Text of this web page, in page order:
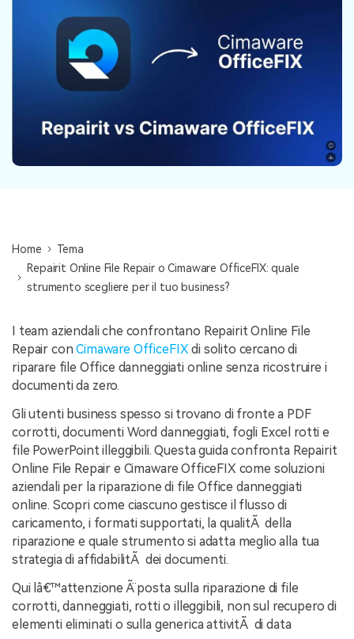
search
Home
Tema
Repairit Online File Repair o Cimaware OfficeFIX: quale
strumento scegliere per il tuo business?
I team aziendali che confrontano Repairit Online File
Repair conCimaware OfficeFIX di solito cercano di
riparare file Office danneggiati online senza ricostruire i
documenti da zero.
Gli utenti business spesso si trovano di fronte a PDF
corrotti, documenti Word danneggiati, fogli Excel rotti e
file PowerPoint illeggibili. Questa guida confronta Repairit
Online File Repair e Cimaware OfficeFIX come soluzioni
aziendali per la riparazione di file Office danneggiati
online. Scopri come ciascuno gestisce il flusso di
caricamento, i formati supportati, la qualitÃ della
riparazione e quale strumento si adatta meglio alla tua
strategia di affidabilitÃ dei documenti.
Qui lâ€™attenzione Ã¨ posta sulla riparazione di file
corrotti, danneggiati, rotti o illeggibili, non sul recupero di
elementi eliminati o sulla generica attivitÃ di data